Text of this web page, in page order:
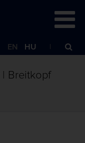
EN HU
Breitkopf